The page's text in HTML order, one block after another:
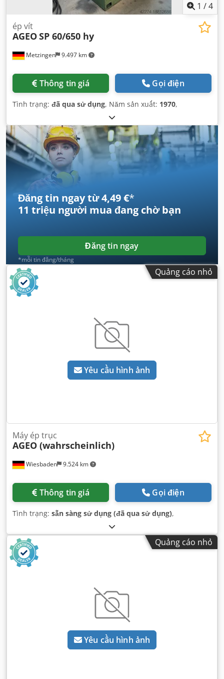
1 /4
Metzingen 9.497 km
ép vít
AGEOSP 60/650 hy
Thông tin giá Gọi điện
Tình trạng: đã qua sử dụng, Năm sản xuất: 1970,
Đăng tin ngay từ 4,49 €*
11 triệu người mua đang chờ bạn
Đăng tin ngay
*mỗi tin đăng/tháng
Quảng cáo nhỏ
Yêu cầu hình ảnh
Wiesbaden 9.524 km
Máy ép trục
AGEO (wahrscheinlich)
Thông tin giá Gọi điện
Tình trạng: sẵn sàng sử dụng (đã qua sử dụng),
Quảng cáo nhỏ
Yêu cầu hình ảnh